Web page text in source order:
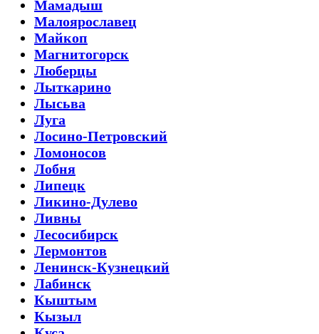
Мамадыш
Малоярославец
Майкоп
Магнитогорск
Люберцы
Лыткарино
Лысьва
Луга
Лосино-Петровский
Ломоносов
Лобня
Липецк
Ликино-Дулево
Ливны
Лесосибирск
Лермонтов
Ленинск-Кузнецкий
Лабинск
Кыштым
Кызыл